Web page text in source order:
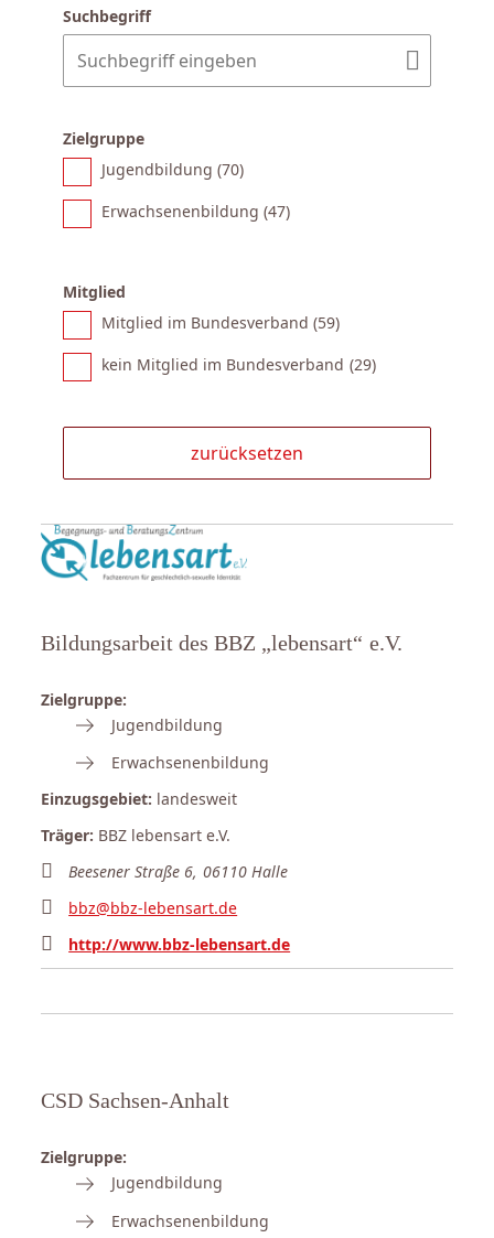
Suchbegriff
Zielgruppe
Jugendbildung (70)
Erwachsenenbildung (47)
Mitglied
Mitglied im Bundesverband (59)
kein Mitglied im Bundesverband (29)
Bildungsarbeit des BBZ „lebensart“ e.V.
Zielgruppe:
Jugendbildung
Erwachsenenbildung
Einzugsgebiet: landesweit
Träger: BBZ lebensart e.V.
Beesener Straße 6, 06110 Halle
bbz@bbz-lebensart.de
http://www.bbz-lebensart.de
CSD Sachsen-Anhalt
Zielgruppe:
Jugendbildung
Erwachsenenbildung